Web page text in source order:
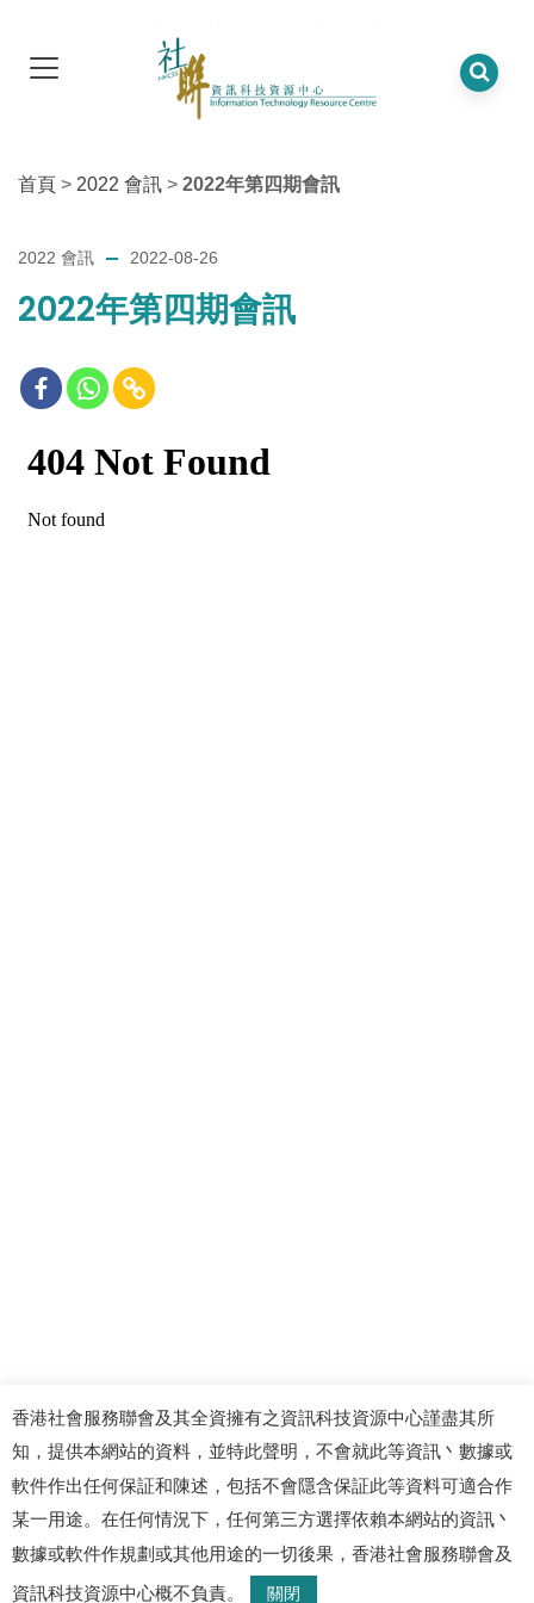
首頁 > 2022 會訊 > 2022年第四期會訊
2022 會訊 2022-08-26
2022年第四期會訊
© 2026 資訊科技資源中心. 版權所有
香港社會服務聯會及其全資擁有之資訊科技資源中心謹盡其所
知，提供本網站的資料，並特此聲明，不會就此等資訊丶數據或
軟件作出任何保証和陳述，包括不會隱含保証此等資料可適合作
某一用途。在任何情況下，任何第三方選擇依賴本網站的資訊丶
數據或軟件作規劃或其他用途的一切後果，香港社會服務聯會及
資訊科技資源中心概不負責。
關閉